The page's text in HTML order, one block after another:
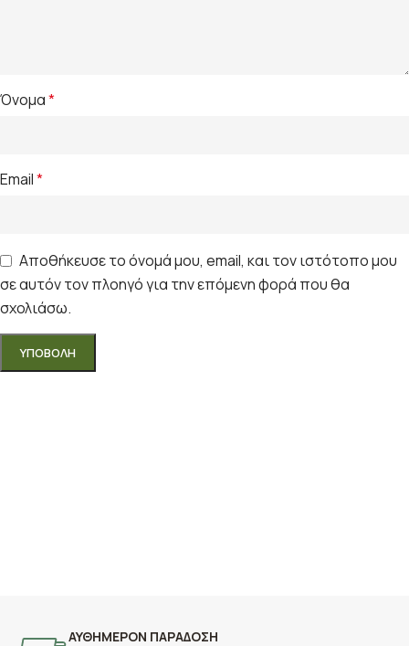
Όνομα*
Email*
Αποθήκευσε το όνομά μου, email, και τον ιστότοπο μου
σε αυτόν τον πλοηγό για την επόμενη φορά που θα
σχολιάσω.
ΑΥΘΗΜΕΡΟΝ ΠΑΡΑΔΟΣΗ